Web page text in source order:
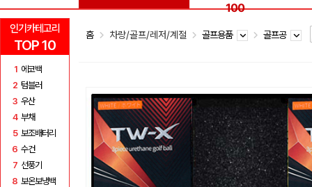
인기카테고리
TOP 10
1 에코백
2 텀블러
3 우산
4 부채
5 보조배터리
6 수건
7 선풍기
8 보온보냉백
100
홈 차량/골프/레저/계절 골프용품 골프공